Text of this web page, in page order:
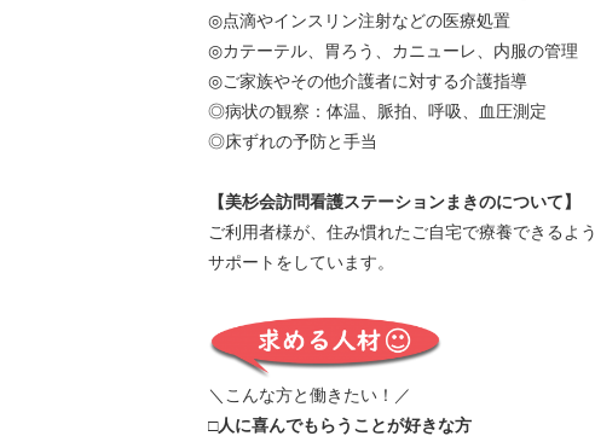
◎点滴やインスリン注射などの医療処置
◎カテーテル、胃ろう、カニューレ、内服の管理
◎ご家族やその他介護者に対する介護指導
◎病状の観察：体温、脈拍、呼吸、血圧測定
◎床ずれの予防と手当
【美杉会訪問看護ステーションまきのについて】
ご利用者様が、住み慣れたご自宅で療養できるよう
サポートをしています。
＼こんな方と働きたい！／
□人に喜んでもらうことが好きな方